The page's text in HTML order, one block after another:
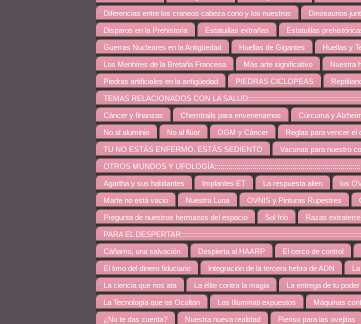
Diferencias entre los craneos cabeza cono y los nuestros Dinosaurios
Disparos en la Prehistoria Estatuillas extrañas Estatuillas
Guerras Nucleares en la Antigüedad Huellas de Gigantes Huellas y
Los Menhires de la Bretaña Francesa Más arte significativo Nuestra
Piedras artificiales en la antigüedad PIEDRAS CICLOPEAS
TEMAS RELACIONADOS CON LA
Cáncer y finanzas Chemtrails para envenenarnos Cúrcuma y
No al aluminio No al flúor OGM y Cáncer Reglas para vencer el
TU NO ESTÁS ENFERMO, ESTÁS SEDIENTO Vacunas para nuestro
OTROS MUNDOS Y
Agartha y sus habitantes Implantes ET La respuesta alien los
Marte no está vacio Nuestra Luna OVNIS y Pinturas Rupestres
Pregunta de nuestros hermanos del espacio Sol frío Razas
PARA EL
Cáñamo, una salvación Despierta al HAARP El cerco de control
El timo del dinero fiduciario Integración de la tercera hebra de ADN
La ciencia que nos ata La élite contra la magia La entrega de tu poder
La Tecnología que os Ocultan Los Illuminati expuestos Máquinas
¿No te das cuenta? Nuestra nueva realidad Pienso para las ovejitas